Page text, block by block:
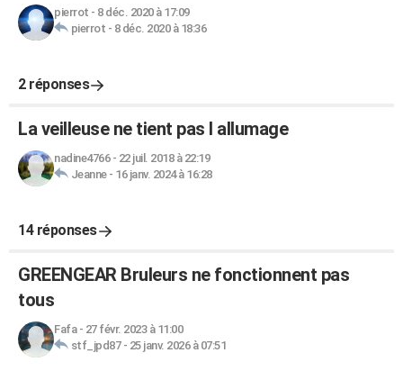
pierrot - 8 déc. 2020 à 17:09
pierrot - 8 déc. 2020 à 18:36
2 réponses
La veilleuse ne tient pas l allumage
nadine4766- 22 juil. 2018 à 22:19
Jeanne- 16 janv. 2024 à 16:28
14 réponses
GREENGEAR Bruleurs ne fonctionnent pas
tous
Fafa- 27 févr. 2023 à 11:00
stf_jpd87- 25 janv. 2026 à 07:51